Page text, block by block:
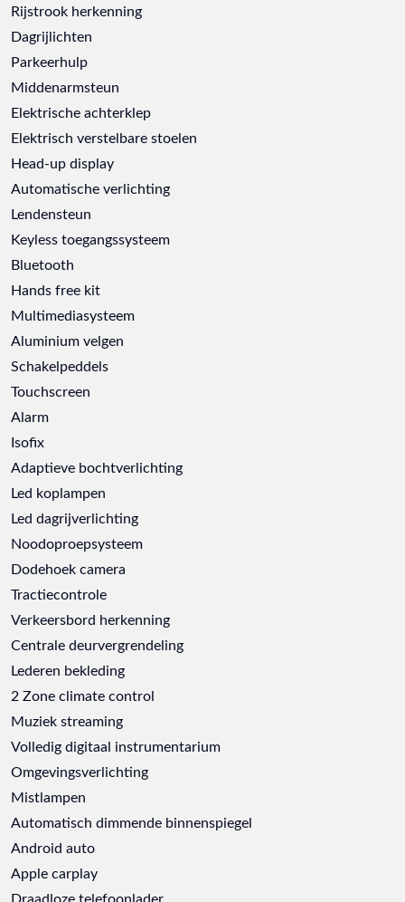
Rijstrook herkenning
Dagrijlichten
Parkeerhulp
Middenarmsteun
Elektrische achterklep
Elektrisch verstelbare stoelen
Head-up display
Automatische verlichting
Lendensteun
Keyless toegangssysteem
Bluetooth
Hands free kit
Multimediasysteem
Aluminium velgen
Schakelpeddels
Touchscreen
Alarm
Isofix
Adaptieve bochtverlichting
Led koplampen
Led dagrijverlichting
Noodoproepsysteem
Dodehoek camera
Tractiecontrole
Verkeersbord herkenning
Centrale deurvergrendeling
Lederen bekleding
2 Zone climate control
Muziek streaming
Volledig digitaal instrumentarium
Omgevingsverlichting
Mistlampen
Automatisch dimmende binnenspiegel
Android auto
Apple carplay
Draadloze telefoonlader